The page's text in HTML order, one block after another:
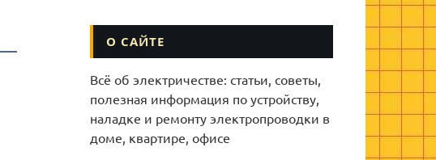
О САЙТЕ
Всё об электричестве: статьи, советы,
полезная информация по устройству,
наладке и ремонту электропроводки в
доме, квартире, офисе